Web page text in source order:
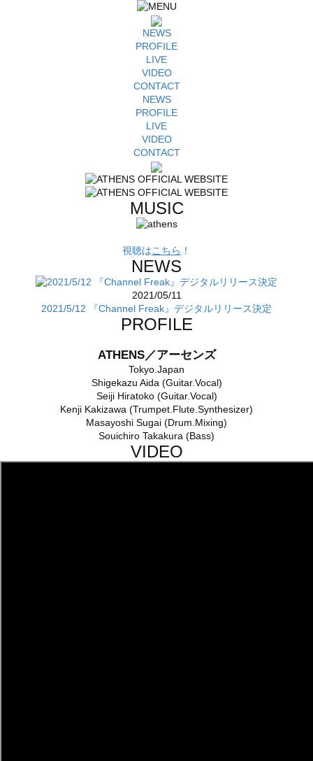
NEWS
PROFILE
LIVE
VIDEO
CONTACT
NEWS
PROFILE
LIVE
VIDEO
CONTACT
MUSIC
視聴はこちら ！
NEWS
2021/05/11
2021/5/12 『Channel Freak』デジタルリリース決定
PROFILE
ATHENS／アーセンズ
Tokyo.Japan
Shigekazu Aida (Guitar.Vocal)
Seiji Hiratoko (Guitar.Vocal)
Kenji Kakizawa (Trumpet.Flute.Synthesizer)
Masayoshi Sugai (Drum.Mixing)
Souichiro Takakura (Bass)
VIDEO